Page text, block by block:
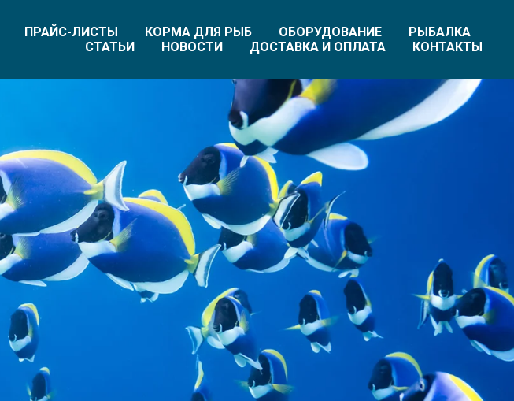
ПРАЙС-ЛИСТЫ КОРМА ДЛЯ РЫБ ОБОРУДОВАНИЕ
РЫБАЛКА
СТАТЬИ
НОВОСТИ ДОСТАВКА И ОПЛАТА КОНТАКТЫ